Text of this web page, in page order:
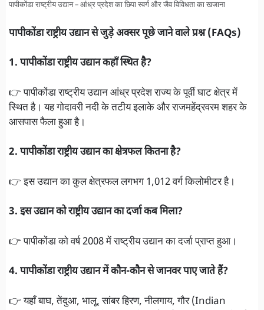
पापीकोंडा राष्ट्रीय उद्यान – आंध्र प्रदेश का छिपा स्वर्ग और जैव विविधता का खजाना
पापीकोंडा राष्ट्रीय उद्यान से जुड़े अक्सर पूछे जाने वाले प्रश्न (FAQs)
1. पापीकोंडा राष्ट्रीय उद्यान कहाँ स्थित है?
👉 पापीकोंडा राष्ट्रीय उद्यान आंध्र प्रदेश राज्य के पूर्वी घाट क्षेत्र में
स्थित है। यह गोदावरी नदी के तटीय इलाके और राजमहेंद्रवरम शहर के
आसपास फैला हुआ है।
2. पापीकोंडा राष्ट्रीय उद्यान का क्षेत्रफल कितना है?
👉 इस उद्यान का कुल क्षेत्रफल लगभग 1,012 वर्ग किलोमीटर है।
3. इस उद्यान को राष्ट्रीय उद्यान का दर्जा कब मिला?
👉 पापीकोंडा को वर्ष 2008 में राष्ट्रीय उद्यान का दर्जा प्राप्त हुआ।
4. पापीकोंडा राष्ट्रीय उद्यान में कौन-कौन से जानवर पाए जाते हैं?
👉 यहाँ बाघ, तेंदुआ, भालू, सांबर हिरण, नीलगाय, गौर (Indian